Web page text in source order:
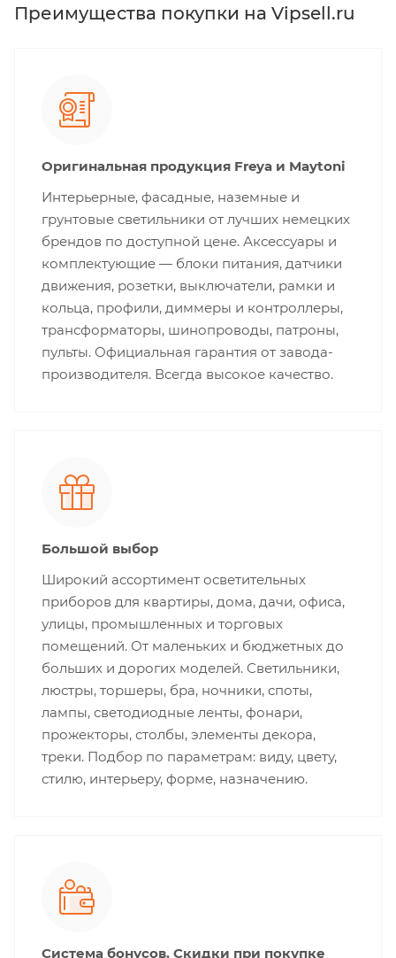
Преимущества покупки на Vipsell.ru
Оригинальная продукция Freya и Maytoni
Интерьерные, фасадные, наземные и
грунтовые светильники от лучших немецких
брендов по доступной цене. Аксессуары и
комплектующие — блоки питания, датчики
движения, розетки, выключатели, рамки и
кольца, профили, диммеры и контроллеры,
трансформаторы, шинопроводы, патроны,
пульты. Официальная гарантия от завода-
производителя. Всегда высокое качество.
Большой выбор
Широкий ассортимент осветительных
приборов для квартиры, дома, дачи, офиса,
улицы, промышленных и торговых
помещений. От маленьких и бюджетных до
больших и дорогих моделей. Светильники,
люстры, торшеры, бра, ночники, споты,
лампы, светодиодные ленты, фонари,
прожекторы, столбы, элементы декора,
треки. Подбор по параметрам: виду, цвету,
стилю, интерьеру, форме, назначению.
Система бонусов. Скидки при покупке